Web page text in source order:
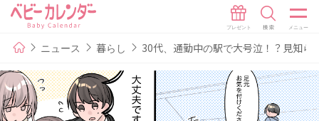
ニュース 暮らし 30代、通勤中の駅で大号泣！？見知